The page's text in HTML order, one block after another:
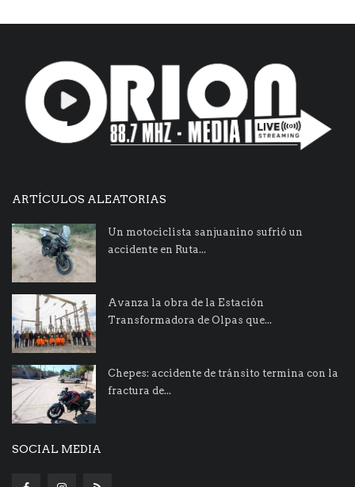
ARTÍCULOS ALEATORIAS
Un motociclista sanjuanino sufrió un
accidente en Ruta...
Avanza la obra de la Estación
Transformadora de Olpas que...
Chepes: accidente de tránsito termina con la
fractura de...
SOCIAL MEDIA